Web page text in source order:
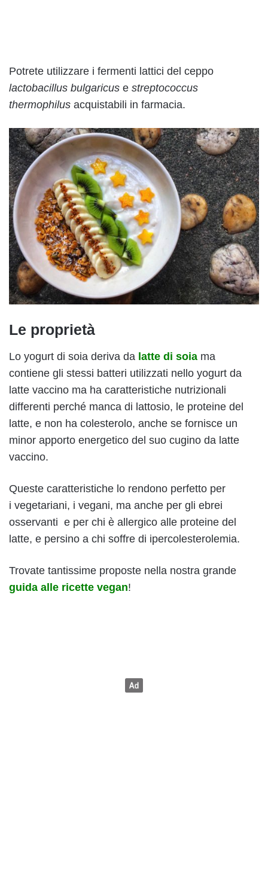
Potrete utilizzare i fermenti lattici del ceppo
lactobacillus bulgaricus e streptococcus
thermophilus acquistabili in farmacia.
Le proprietà
Lo yogurt di soia deriva da latte di soia ma
contiene gli stessi batteri utilizzati nello yogurt da
latte vaccino ma ha caratteristiche nutrizionali
differenti perché manca di lattosio, le proteine del
latte, e non ha colesterolo, anche se fornisce un
minor apporto energetico del suo cugino da latte
vaccino.
Queste caratteristiche lo rendono perfetto per
i vegetariani, i vegani, ma anche per gli ebrei
osservanti e per chi è allergico alle proteine del
latte, e persino a chi soffre di ipercolesterolemia.
Trovate tantissime proposte nella nostra grande
guida alle ricette vegan!